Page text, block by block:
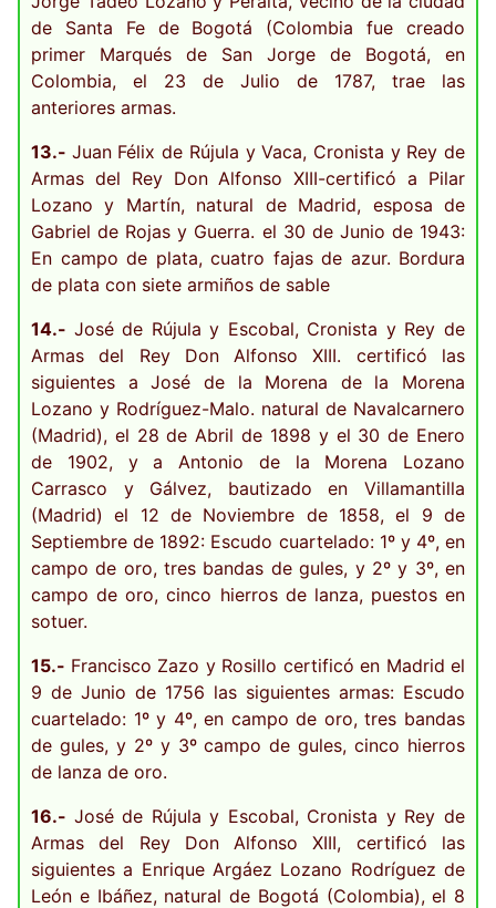
de Santa Fe de Bogotá (Colombia fue creado
primer Marqués de San Jorge de Bogotá, en
Colombia, el 23 de Julio de 1787, trae las
anteriores armas.
13.- Juan Félix de Rújula y Vaca, Cronista y Rey de
Armas del Rey Don Alfonso XIII-certificó a Pilar
Lozano y Martín, natural de Madrid, esposa de
Gabriel de Rojas y Guerra. el 30 de Junio de 1943:
En campo de plata, cuatro fajas de azur. Bordura
de plata con siete armiños de sable
14.- José de Rújula y Escobal, Cronista y Rey de
Armas del Rey Don Alfonso XIII. certificó las
siguientes a José de la Morena de la Morena
Lozano y Rodríguez-Malo. natural de Navalcarnero
(Madrid), el 28 de Abril de 1898 y el 30 de Enero
de 1902, y a Antonio de la Morena Lozano
Carrasco y Gálvez, bautizado en Villamantilla
(Madrid) el 12 de Noviembre de 1858, el 9 de
Septiembre de 1892: Escudo cuartelado: 1º y 4º, en
campo de oro, tres bandas de gules, y 2º y 3º, en
campo de oro, cinco hierros de lanza, puestos en
sotuer.
15.- Francisco Zazo y Rosillo certificó en Madrid el
9 de Junio de 1756 las siguientes armas: Escudo
cuartelado: 1º y 4º, en campo de oro, tres bandas
de gules, y 2º y 3º campo de gules, cinco hierros
de lanza de oro.
16.- José de Rújula y Escobal, Cronista y Rey de
Armas del Rey Don Alfonso XIII, certificó las
siguientes a Enrique Argáez Lozano Rodríguez de
León e Ibáñez, natural de Bogotá (Colombia), el 8